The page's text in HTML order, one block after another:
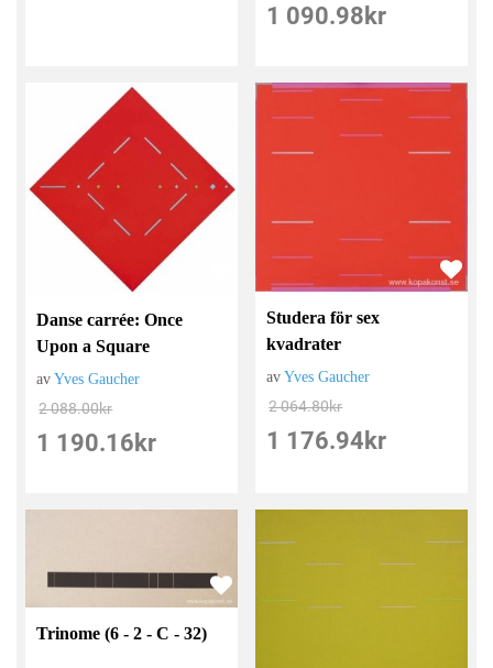
1 090.98 kr
Danse carrée: Once
Upon a Square
avYves Gaucher
2 088.00kr
1 190.16 kr
Studera för sex
kvadrater
avYves Gaucher
2 064.80kr
1 176.94 kr
Trinome (6 - 2 - C - 32)